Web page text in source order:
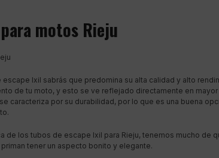
motos Rieju
Ixil sabrás que predomina su alta calidad y alto
de tu moto, y esto se ve reflejado directamente en
caracteriza por su durabilidad, por lo que es una buena
de los tubos de escape Ixil para Rieju, tenemos mucho de
tener un aspecto bonito y elegante.